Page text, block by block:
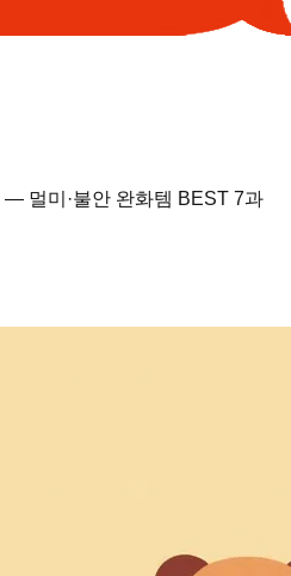
— 멀미·불안 완화템 BEST 7과